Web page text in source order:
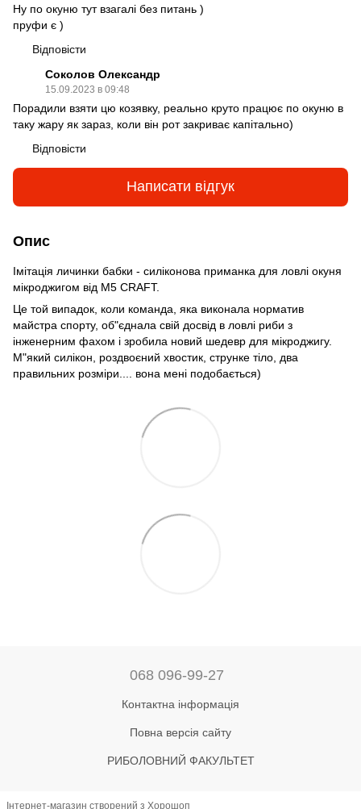
Ну по окуню тут взагалі без питань )
пруфи є )
Відповісти
Соколов Олександр
15.09.2023 в 09:48
Порадили взяти цю козявку, реально круто працює по окуню в
таку жару як зараз, коли він рот закриває капітально)
Відповісти
Написати відгук
Опис
Імітація личинки бабки - силіконова приманка для ловлі окуня
мікроджигом від М5 CRAFT.
Це той випадок, коли команда, яка виконала норматив
майстра спорту, об"єднала свій досвід в ловлі риби з
інженерним фахом і зробила новий шедевр для мікроджигу.
М"який силікон, роздвоєний хвостик, струнке тіло, два
правильних розміри.... вона мені подобається)
068 096-99-27
Контактна інформація
Повна версія сайту
РИБОЛОВНИЙ ФАКУЛЬТЕТ
Інтернет-магазин створений з Хорошоп